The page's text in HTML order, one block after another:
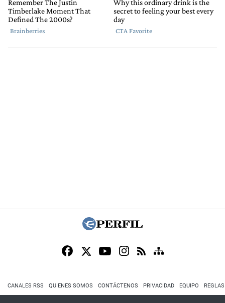
CANALES RSS QUIENES SOMOS CONTÁCTENOS PRIVACIDAD EQUIPO